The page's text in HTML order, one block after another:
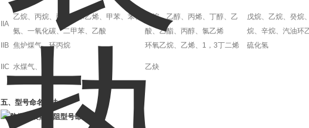
IIA
乙烷、丙烷、丙酮、苯乙烯、甲苯、苯、
氨、一氧化碳、二甲苯、乙酸
乙烷、乙醇、丙烯、丁醇、乙
酸、乙酯、丙醇、氯乙烯
戊烷、乙烷、癸烷
烷、辛烷、汽油环
IIB 焦炉煤气、环丙烷 环氧乙烷、乙烯、1，3丁二烯 硫化氢
IIC 水煤气、氢 乙炔
五、型号命名方法